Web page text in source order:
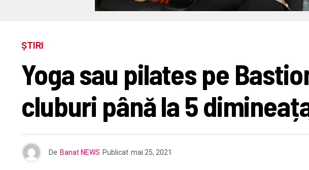
ȘTIRI
Yoga sau pilates pe
cluburi până la 5
De Banat NEWS Publicat mai 25, 2021